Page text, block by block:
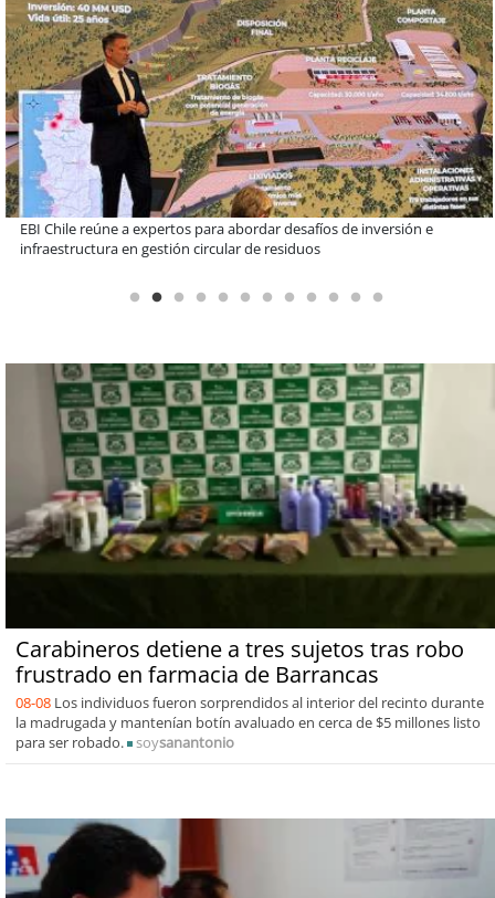
Más de 1.600 alumnos han sido parte de programa Súper Sano de
Sopraval en lo que va del año
Carabineros detiene a tres sujetos tras robo
frustrado en farmacia de Barrancas
08-08 Los individuos fueron sorprendidos al interior del recinto durante
la madrugada y mantenían botín avaluado en cerca de $5 millones listo
para ser robado.
soysanantonio